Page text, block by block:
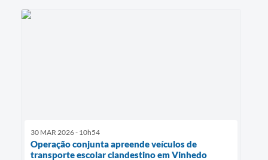
30 MAR 2026 - 10h54
Operação conjunta apreende veículos de
transporte escolar clandestino em Vinhedo